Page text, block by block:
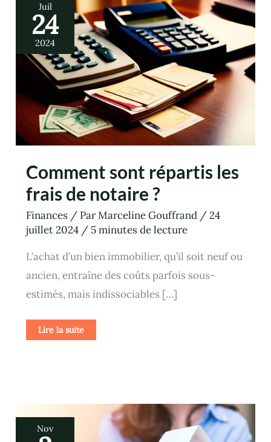
Juil
24
2024
Comment sont répartis les
frais de notaire ?
Finances / ParMarceline Gouffrand /24
juillet 2024 / 5 minutes de lecture
L’achat d’un bien immobilier, qu’il soit neuf ou
ancien, entraîne des coûts parfois sous-
estimés, mais indissociables […]
sont
répartis
les
frais
de
notaire
?
Lire la suite
Nov
PACS
ou